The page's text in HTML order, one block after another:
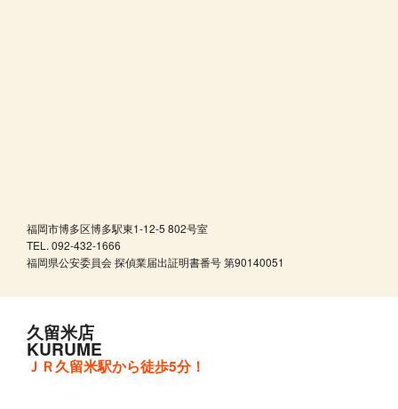
福岡市博多区博多駅東1-12-5 802号室
TEL. 092-432-1666
福岡県公安委員会 探偵業届出証明書番号 第90140051
久留米店
KURUME
ＪＲ久留米駅から徒歩5分！